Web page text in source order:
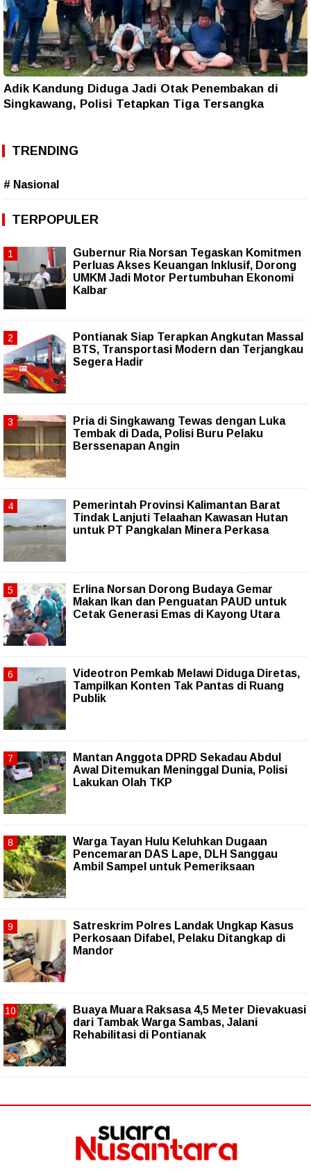
Adik Kandung Diduga Jadi Otak Penembakan di
Singkawang, Polisi Tetapkan Tiga Tersangka
TRENDING
# Nasional
TERPOPULER
Gubernur Ria Norsan Tegaskan Komitmen
Perluas Akses Keuangan Inklusif, Dorong
UMKM Jadi Motor Pertumbuhan Ekonomi
Kalbar
Pontianak Siap Terapkan Angkutan Massal
BTS, Transportasi Modern dan Terjangkau
Segera Hadir
Pria di Singkawang Tewas dengan Luka
Tembak di Dada, Polisi Buru Pelaku
Berssenapan Angin
Pemerintah Provinsi Kalimantan Barat
Tindak Lanjuti Telaahan Kawasan Hutan
untuk PT Pangkalan Minera Perkasa
Erlina Norsan Dorong Budaya Gemar
Makan Ikan dan Penguatan PAUD untuk
Cetak Generasi Emas di Kayong Utara
Videotron Pemkab Melawi Diduga Diretas,
Tampilkan Konten Tak Pantas di Ruang
Publik
Mantan Anggota DPRD Sekadau Abdul
Awal Ditemukan Meninggal Dunia, Polisi
Lakukan Olah TKP
Warga Tayan Hulu Keluhkan Dugaan
Pencemaran DAS Lape, DLH Sanggau
Ambil Sampel untuk Pemeriksaan
Satreskrim Polres Landak Ungkap Kasus
Perkosaan Difabel, Pelaku Ditangkap di
Mandor
Buaya Muara Raksasa 4,5 Meter Dievakuasi
dari Tambak Warga Sambas, Jalani
Rehabilitasi di Pontianak